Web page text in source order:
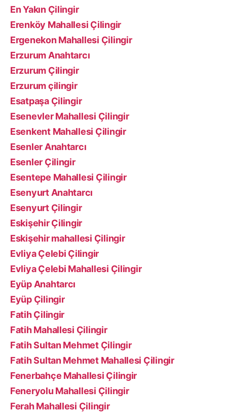
En Yakın Çilingir
Erenköy Mahallesi Çilingir
Ergenekon Mahallesi Çilingir
Erzurum Anahtarcı
Erzurum Çilingir
Erzurum çilingir
Esatpaşa Çilingir
Esenevler Mahallesi Çilingir
Esenkent Mahallesi Çilingir
Esenler Anahtarcı
Esenler Çilingir
Esentepe Mahallesi Çilingir
Esenyurt Anahtarcı
Esenyurt Çilingir
Eskişehir Çilingir
Eskişehir mahallesi Çilingir
Evliya Çelebi Çilingir
Evliya Çelebi Mahallesi Çilingir
Eyüp Anahtarcı
Eyüp Çilingir
Fatih Çilingir
Fatih Mahallesi Çilingir
Fatih Sultan Mehmet Çilingir
Fatih Sultan Mehmet Mahallesi Çilingir
Fenerbahçe Mahallesi Çilingir
Feneryolu Mahallesi Çilingir
Ferah Mahallesi Çilingir